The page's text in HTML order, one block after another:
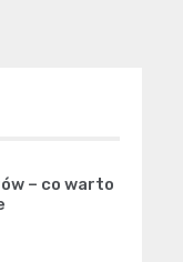
– co warto